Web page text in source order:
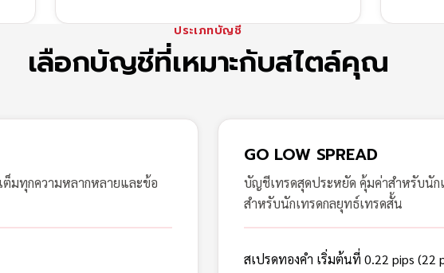
ประเภทบัญชี
เลือกบัญชีที่เหมาะกับสไตล์คุณ
มทุกความหลากหลายและข้อ
GO LOW SPREAD
บัญชีเทรดสุดประหยัด คุ้มค่าสำหรับนัก
สำหรับนักเทรดกลยุทธ์เทรดสั้น
สเปรดทองคำ เริ่มต้นที่ 0.22 pips (22